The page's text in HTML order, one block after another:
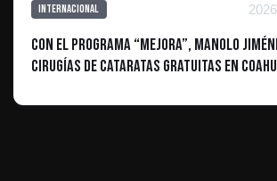
Internacional
Con el programa “Mejora”, Manolo
cirugías de cataratas gratuitas en